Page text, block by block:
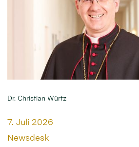
Dr. Christian Würtz
Datum:
7. Juli 2026
Von:
Newsdesk